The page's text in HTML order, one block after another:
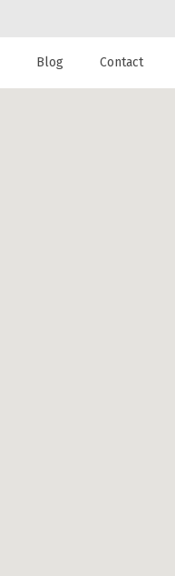
Blog Contact